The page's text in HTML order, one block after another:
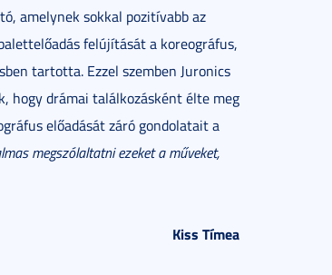
amelynek sokkal pozitívabb az
felújítását a koreográfus,
tartotta. Ezzel szemben Juronics
hogy drámai találkozásként élte meg
előadását záró gondolatait a
megszólaltatni ezeket a műveket,
Kiss Tímea